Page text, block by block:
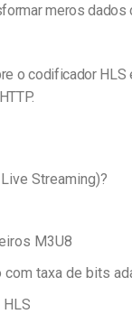
meros
o codificador HLS
Streaming)?
M3U8
taxa de bits